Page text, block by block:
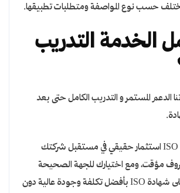
تختلف حسب نوع المواصفة ومتطلبات تطبيقها.
الخدمة التدريب
الدعم المستمر و التدريب الكامل حتى بعد
تظل تكلفة شهادة ISO استثمار حقيقي في مستقبل شركتك
مؤقت، ومع اختيارك للجهة الصحيحة
يمكنك الحصول على شهادة ISO بأفضل تكلفة وجودة عالية دون